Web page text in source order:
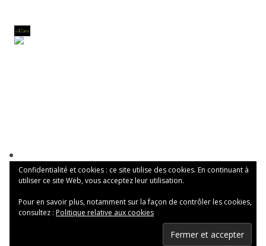
Confidentialité et cookies : ce site utilise des cookies. En continuant à
utiliser ce site Web, vous acceptez leur utilisation.
Pour en savoir plus, notamment sur la façon de contrôler les cookies,
consultez : Politique relative aux cookies